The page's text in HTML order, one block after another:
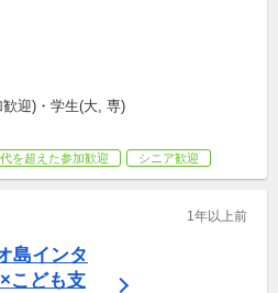
迎)・学生(大, 専)
を超えた参加歓迎 シニア歓迎
1年以上前
島インタ
こども支